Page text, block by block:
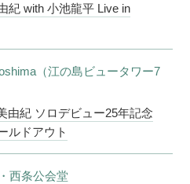
紀 with 小池龍平 Live in
（江の島ビュータワー7
由紀 ソロデビュー25年記念
ドアウト
西条公会堂